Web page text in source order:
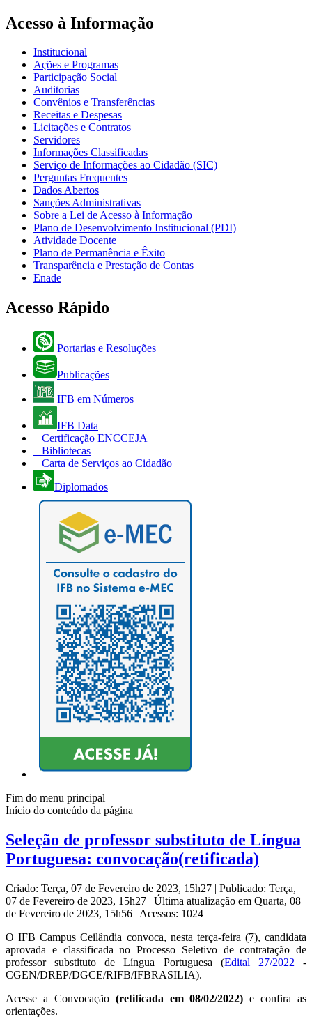
Acesso à Informação
Institucional
Ações e Programas
Participação Social
Auditorias
Convênios e Transferências
Receitas e Despesas
Licitações e Contratos
Servidores
Informações Classificadas
Serviço de Informações ao Cidadão (SIC)
Perguntas Frequentes
Dados Abertos
Sanções Administrativas
Sobre a Lei de Acesso à Informação
Plano de Desenvolvimento Institucional (PDI)
Atividade Docente
Plano de Permanência e Êxito
Transparência e Prestação de Contas
Enade
Acesso Rápido
Portarias e Resoluções
Publicações
IFB em Números
IFB Data
Certificação ENCCEJA
Bibliotecas
Carta de Serviços ao Cidadão
Diplomados
Fim do menu principal
Início do conteúdo da página
Seleção de professor substituto de Língua
Portuguesa: convocação(retificada)
Criado: Terça, 07 de Fevereiro de 2023, 15h27 | Publicado: Terça,
07 de Fevereiro de 2023, 15h27 | Última atualização em Quarta, 08
de Fevereiro de 2023, 15h56 | Acessos: 1024
O IFB Campus Ceilândia convoca, nesta terça-feira (7), candidata
aprovada e classificada no Processo Seletivo de contratação de
professor substituto de Língua Portuguesa (Edital 27/2022 -
CGEN/DREP/DGCE/RIFB/IFBRASILIA).
Acesse a Convocação (retificada em 08/02/2022) e confira as
orientações.